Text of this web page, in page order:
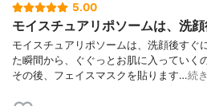
5.00
モイスチュアリポソームは、洗
モイスチュアリポソームは、洗顔後すぐ
た瞬間から、ぐぐっとお肌に入っていく
その後、フェイスマスクを貼ります…続